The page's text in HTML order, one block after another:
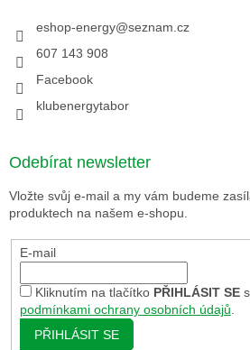
eshop-energy@seznam.cz
607 143 908
Facebook
klubenergytabor
Odebírat newsletter
Vložte svůj e-mail a my vám budeme
produktech na našem e-shopu.
E-mail
Kliknutím na tlačítko PŘIHLÁSIT SE
podmínkami ochrany osobních údajů
PŘIHLÁSIT SE